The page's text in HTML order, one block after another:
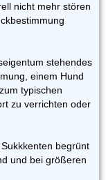
nicht mehr stören
stehendes
einem Hund
typischen
zu verrichten oder
begrünt
und bei größeren